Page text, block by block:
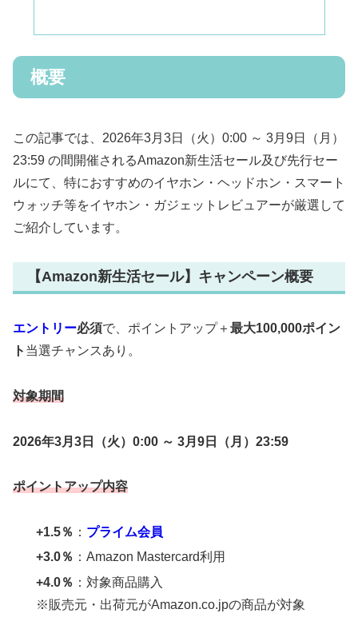
概要
この記事では、2026年3月3日（火）0:00 ～ 3月9日（月）
23:59 の間開催されるAmazon新生活セール及び先行セー
ルにて、特におすすめのイヤホン・ヘッドホン・スマート
ウォッチ等をイヤホン・ガジェットレビュアーが厳選して
ご紹介しています。
【Amazon新生活セール】キャンペーン概要
エントリー必須で、ポイントアップ＋最大100,000ポイン
ト 当選チャンスあり。
対象期間
2026年3月3日（火）0:00 ～ 3月9日（月）23:59
ポイントアップ内容
+1.5％ ： プライム会員
+3.0％ ：Amazon Mastercard利用
+4.0％ ：対象商品購入
※販売元・出荷元がAmazon.co.jpの商品が対象